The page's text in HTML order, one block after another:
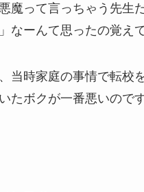
悪魔って言っちゃう先生
なーんて思ったの覚え
当時家庭の事情で転校
たボクが一番悪いので